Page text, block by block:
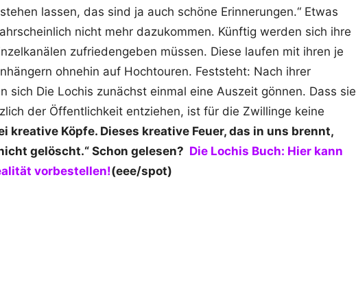
lassen, das sind ja auch schöne Erinnerungen.“ Etwas
nicht mehr dazukommen. Künftig werden sich ihre
zufriedengeben müssen. Diese laufen mit ihren je
ohnehin auf Hochtouren. Feststeht: Nach ihrer
sich Die Lochis zunächst einmal eine Auszeit gönnen. Dass sie
der Öffentlichkeit entziehen, ist für die Zwillinge keine
kreative Köpfe. Dieses kreative Feuer, das in uns brennt,
gelöscht.“ Schon gelesen? Die Lochis Buch: Hier kann
vorbestellen!(eee/spot)